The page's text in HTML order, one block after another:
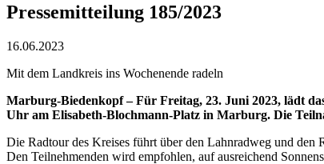
Pressemitteilung 185/2023
16.06.2023
Mit dem Landkreis ins Wochenende radeln
Marburg-Biedenkopf – Für Freitag, 23. Juni 2023, lädt
Uhr am Elisabeth-Blochmann-Platz in Marburg. Die
Die Radtour des Kreises führt über den Lahnradweg und
Den Teilnehmenden wird empfohlen, auf ausreichend